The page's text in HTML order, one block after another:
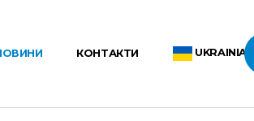
КОНТАКТИ UKRAINIAN